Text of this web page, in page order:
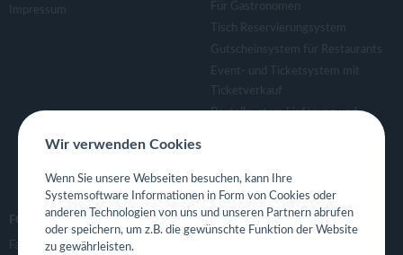
Impressum
Für Gastronomen
Tisch Reservierungsystem
Gutscheinsystem für Restaurants
Event- und Ticketsystem mit
Ticketverkauf
Bestellsystem Lieferung und
Eigene App für Restaurant
FOLGE UNS
Facebook
Wir verwenden Cookies
Wenn Sie unsere Webseiten besuchen, kann Ihre
Systemsoftware Informationen in Form von Cookies oder
anderen Technologien von uns und unseren Partnern abrufen
oder speichern, um z.B. die gewünschte Funktion der Website
zu gewährleisten.